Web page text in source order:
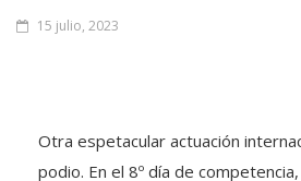
15 julio, 2023
Otra espetacular actuación
podio. En el 8º día de